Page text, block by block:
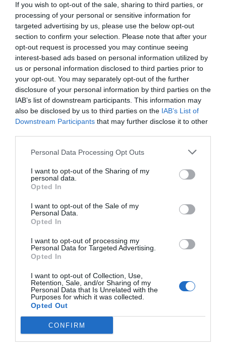
If you wish to opt-out of the sale, sharing to third parties, or
processing of your personal or sensitive information for
targeted advertising by us, please use the below opt-out
section to confirm your selection. Please note that after your
opt-out request is processed you may continue seeing
interest-based ads based on personal information utilized by
us or personal information disclosed to third parties prior to
your opt-out. You may separately opt-out of the further
disclosure of your personal information by third parties on the
IAB’s list of downstream participants. This information may
also be disclosed by us to third parties on the IAB’s List of
Downstream Participants that may further disclose it to other
Personal Data Processing Opt Outs
I want to opt-out of the Sharing of my
personal data.
Opted In
I want to opt-out of the Sale of my
Personal Data.
Opted In
I want to opt-out of processing my
Personal Data for Targeted Advertising.
Opted In
I want to opt-out of Collection, Use,
Retention, Sale, and/or Sharing of my
Personal Data that Is Unrelated with the
Purposes for which it was collected.
Opted Out
CONFIRM
AñadirVIA Empresa como fuente preferida
de Google de forma gratuita
Mantente informado con las últimas noticias de
actualidad
ACTIVAR AHORA
LOS MÁS LEÍDOS
HOY DESTACAMOS
NUESTRO BOLETÍN
Nuestras mejores historias,
reportajes y entrevistas.